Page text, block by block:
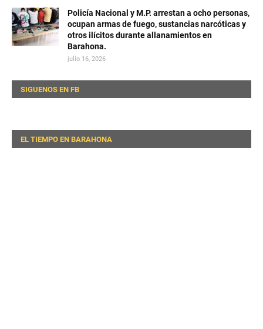
Policía Nacional y M.P. arrestan a ocho personas,
ocupan armas de fuego, sustancias narcóticas y
otros ilícitos durante allanamientos en
Barahona.
julio 16, 2026
SIGUENOS EN FB
EL TIEMPO EN BARAHONA